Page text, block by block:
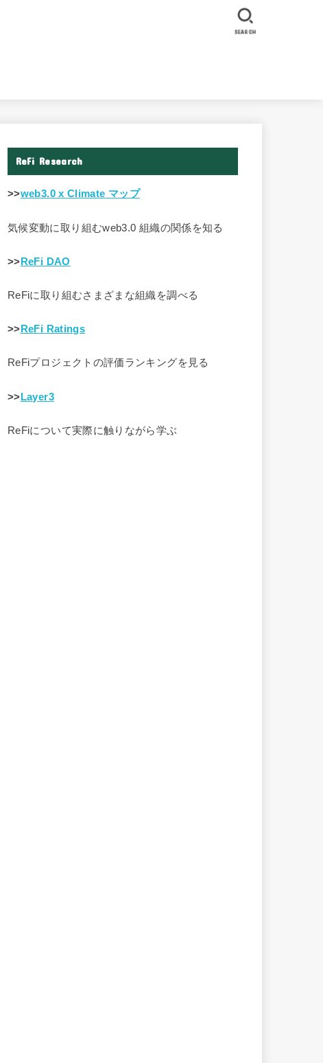
SEARCH
ReFi Research
>>web3.0 x Climate マップ
気候変動に取り組むweb3.0 組織の関係を知る
>> ReFi DAO
ReFiに取り組むさまざまな組織を調べる
>> ReFi Ratings
ReFiプロジェクトの評価ランキングを見る
>>Layer3
ReFiについて実際に触りながら学ぶ